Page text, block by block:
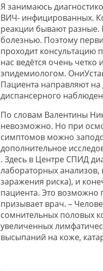
Я занимаюсь
ВИЧ- инфицированных.
реакции бывают разные.
болезнью. Поэтому
проходит консультацию
нас ведётся очень четко
эпидемиологом. ОниУ
Пациента направляют на
диспансерного
По словам Валентины
невозможно. Но при
симптомов можно
дополнительное
. Здесь в Центре СПИД д
лабораторных
заражения риска), и
пациента. Это возможно
призывает врач. –
сомнительных половых
увеличенных лимфа
высыпаний на коже,